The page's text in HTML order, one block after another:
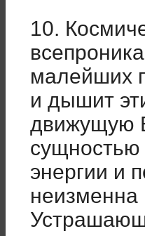
10.
малейших
и дышит
движущую
сущностью
энергии и
неизменна